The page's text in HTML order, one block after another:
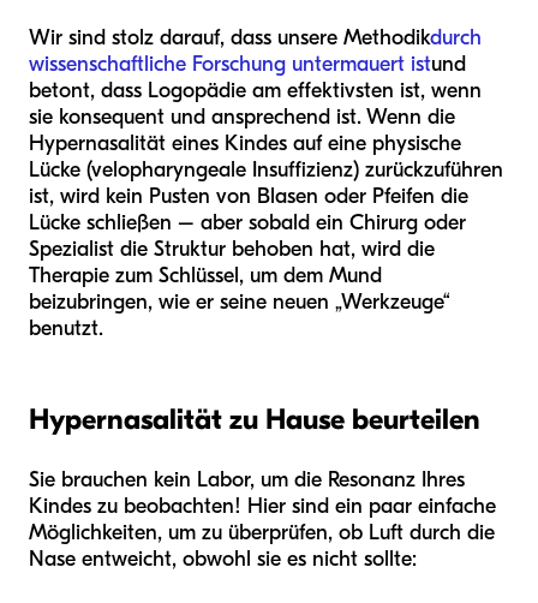
Wir sind stolz darauf, dass unsere Methodikdurch
wissenschaftliche Forschung untermauert istund
betont, dass Logopädie am effektivsten ist, wenn
sie konsequent und ansprechend ist. Wenn die
Hypernasalität eines Kindes auf eine physische
Lücke (velopharyngeale Insuffizienz) zurückzuführen
ist, wird kein Pusten von Blasen oder Pfeifen die
Lücke schließen – aber sobald ein Chirurg oder
Spezialist die Struktur behoben hat, wird die
Therapie zum Schlüssel, um dem Mund
beizubringen, wie er seine neuen „Werkzeuge“
benutzt.
Hypernasalität zu Hause beurteilen
Sie brauchen kein Labor, um die Resonanz Ihres
Kindes zu beobachten! Hier sind ein paar einfache
Möglichkeiten, um zu überprüfen, ob Luft durch die
Nase entweicht, obwohl sie es nicht sollte: